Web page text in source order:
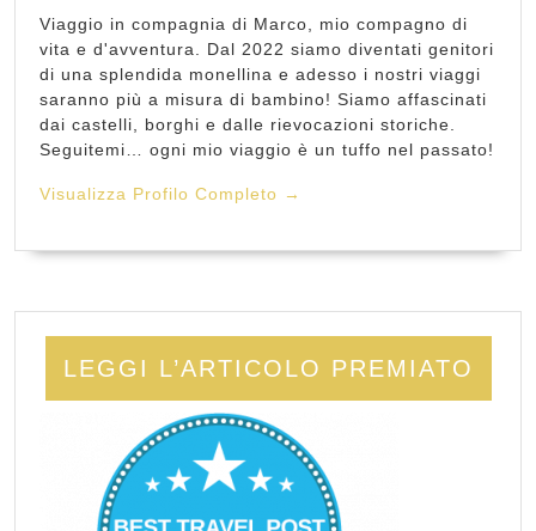
Viaggio in compagnia di Marco, mio compagno di
vita e d'avventura. Dal 2022 siamo diventati genitori
di una splendida monellina e adesso i nostri viaggi
saranno più a misura di bambino! Siamo affascinati
dai castelli, borghi e dalle rievocazioni storiche.
Seguitemi… ogni mio viaggio è un tuffo nel passato!
Visualizza Profilo Completo →
LEGGI L’ARTICOLO PREMIATO